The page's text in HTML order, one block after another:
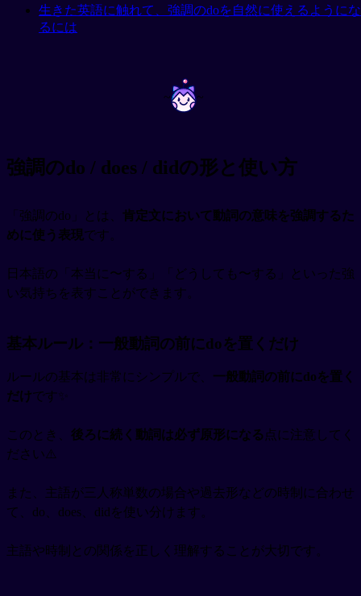
生きた英語に触れて、強調のdoを自然に使えるようにな
るには
~ ~
強調のdo / does / didの形と使い方
「強調のdo」とは、 肯定文において動詞の意味を強調するた
めに使う表現です。
日本語の「本当に〜する」「どうしても〜する」といった強
い気持ちを表すことができます。
基本ルール：一般動詞の前にdoを置くだけ
ルールの基本は非常にシンプルで、 一般動詞の前にdoを置く
だけです✨
このとき、 後ろに続く動詞は必ず原形になる 点に注意してく
ださい⚠️
また、主語が三人称単数の場合や過去形などの時制に合わせ
て、do、does、didを使い分けます。
主語や時制との関係を正しく理解することが大切です。